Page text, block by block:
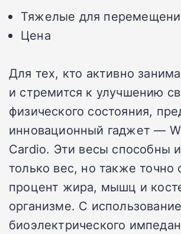
Тяжелые для
Цена
Для тех, кто активно
и стремится к улучшению
физического состояния,
инновационный гаджет —
Cardio. Эти весы способны
только вес, но также точно
процент жира, мышц и
организме. С
биоэлектрического